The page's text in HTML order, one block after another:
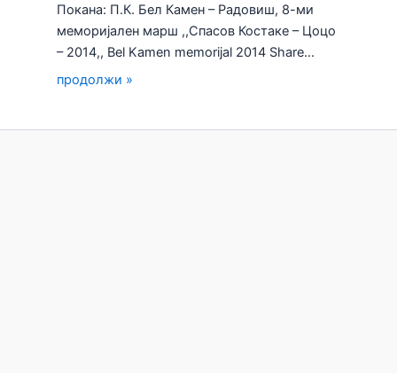
Покана: П.К. Бел Камен – Радовиш, 8-ми
меморијален марш ,,Спасов Костаке – Цоцо
– 2014,, Bel Kamen memorijal 2014 Share…
продолжи »